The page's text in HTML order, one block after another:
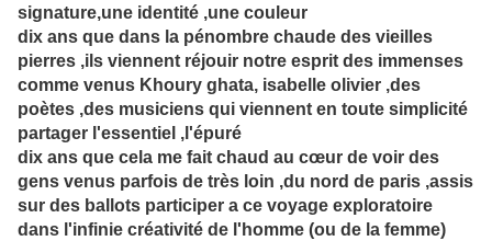
signature,une identité ,une couleur
dix ans que dans la pénombre chaude des vieilles
pierres ,ils viennent réjouir notre esprit des immenses
comme venus Khoury ghata, isabelle olivier ,des
poètes ,des musiciens qui viennent en toute simplicité
partager l'essentiel ,l'épuré
dix ans que cela me fait chaud au cœur de voir des
gens venus parfois de très loin ,du nord de paris ,assis
sur des ballots participer a ce voyage exploratoire
dans l'infinie créativité de l'homme (ou de la femme)